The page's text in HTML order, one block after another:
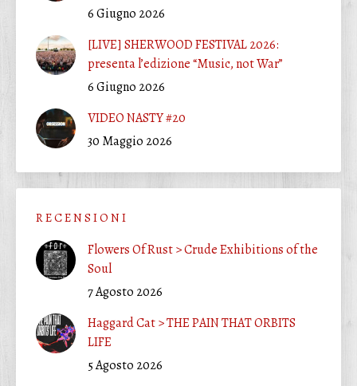
6 Giugno 2026
[LIVE] SHERWOOD FESTIVAL 2026:
presenta l’edizione “Music, not War”
6 Giugno 2026
VIDEO NASTY #20
30 Maggio 2026
R E C E N S I O N I
Flowers Of Rust > Crude Exhibitions of the
Soul
7 Agosto 2026
Haggard Cat > THE PAIN THAT ORBITS
LIFE
5 Agosto 2026